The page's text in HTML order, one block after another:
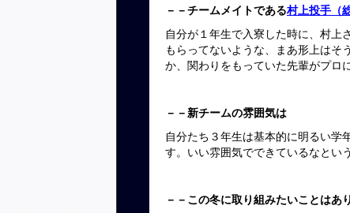
－－チームメイトである村上投手（
自分が１年生で入寮した時に、村上
もらってないような、まあ形上はそ
か、関わりをもっていた先輩がプロ
－－新チームの雰囲気は
自分たち３年生は基本的に明るい学
す。いい雰囲気でできているなとい
－－この冬に取り組みたいことはあ